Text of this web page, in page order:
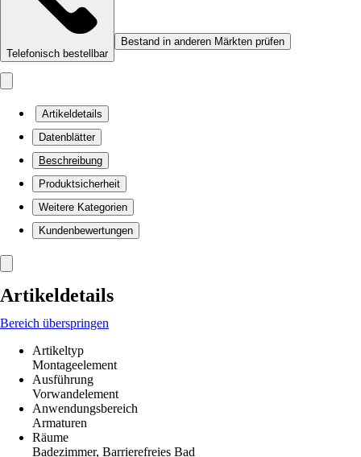
Telefonisch bestellbar
Bestand in anderen Märkten prüfen
Artikeldetails
Datenblätter
Beschreibung
Produktsicherheit
Weitere Kategorien
Kundenbewertungen
Artikeldetails
Bereich überspringen
Artikeltyp
Montageelement
Ausführung
Vorwandelement
Anwendungsbereich
Armaturen
Räume
Badezimmer, Barrierefreies Bad